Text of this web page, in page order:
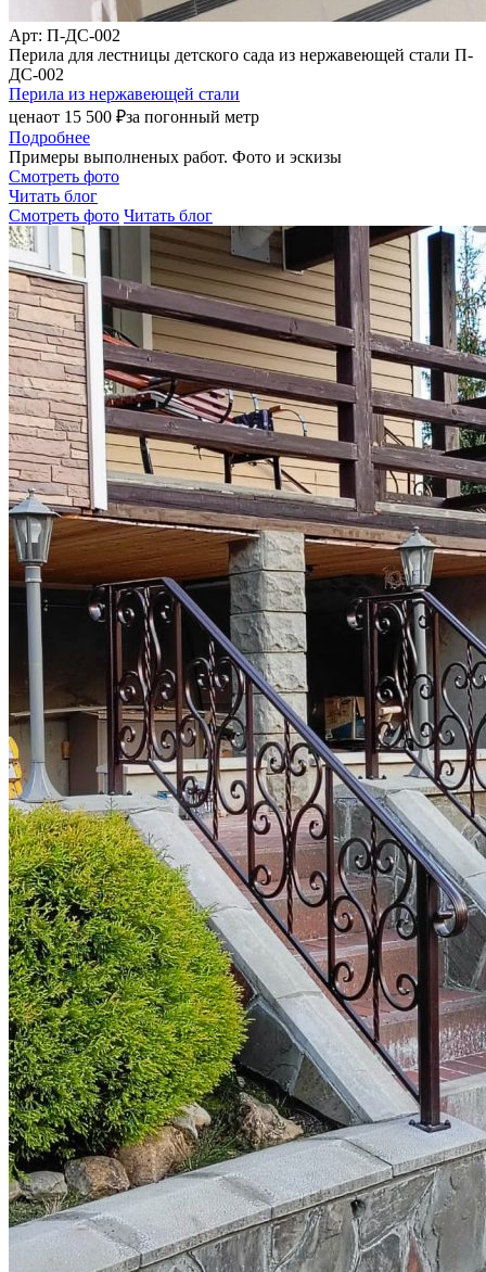
Арт: П-ДС-002
Перила для лестницы детского сада из нержавеющей стали П-
ДС-002
Перила из нержавеющей стали
ценаот 15 500 ₽за погонный метр
Подробнее
Примеры выполненых работ. Фото и эскизы
Смотреть фото
Читать блог
Смотреть фото Читать блог